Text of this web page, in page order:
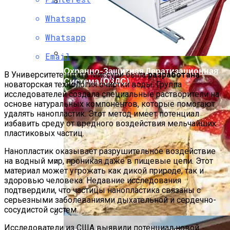
Как Правильно Выбрать Дом Для
Северной Стороны Участка
Мода Для Бизнес-Леди: Как Совмещать
Стиль И Предпринимательство
Охранно-Защитная Дератизационная
Система (ОЗДС)
Whatsapp
Whatsapp
Email
В Университете штата Миссури быларазработана
новаторская технология очистки воды. Группа
исследователей создала специальные растворители на
основе натуральных компонентов, которые помогают
удалять нанопластик. Этот метод имеет потенциал
избавить среду от вредного воздействия мельчайших
пластиковых частиц.
Нанопластик оказывает разрушительное воздействие
на водный мир, проникая даже в пищевые цепи. Этот
материал может угрожать как дикой природе, так и
здоровью человека. Недавние исследования
подтвердили, что частицы нанопластика связаны с
серьезными заболеваниями дыхательной и сердечно-
сосудистой систем.
Исследователи из США выявили потенциал новой